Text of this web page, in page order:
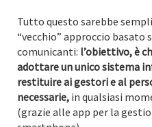
Tutto questo sarebbe
“vecchio” approccio basato
comunicanti: l’obiettivo, è
adottare un unico sistema
restituire ai gestori e al
necessarie, in qualsiasi
(grazie alle app per la